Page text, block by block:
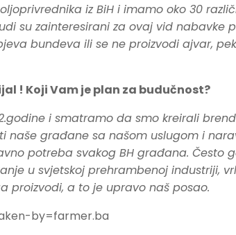
iz BiH i imamo oko 30
su zainteresirani za ovaj vid
bundeva ili se ne proizvodi ajvar,
! Koji Vam je plan za budučnost?
i smatramo da smo kreirali
naše građane sa našom uslugom i
potreba svakog BH građana. Često
u svjetskoj prehrambenoj industriji,
proizvodi, a to je upravo naš posao.
by=farmer.ba